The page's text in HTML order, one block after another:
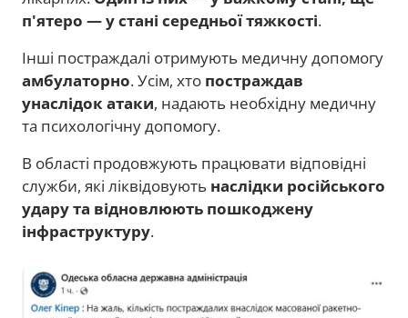
п'ятеро — у стані середньої тяжкості.
Інші постраждалі отримують медичну допомогу
амбулаторно. Усім, хто постраждав
унаслідок атаки, надають необхідну медичну
та психологічну допомогу.
В області продовжують працювати відповідні
служби, які ліквідовують наслідки російського
удару та відновлюють пошкоджену
інфраструктуру.